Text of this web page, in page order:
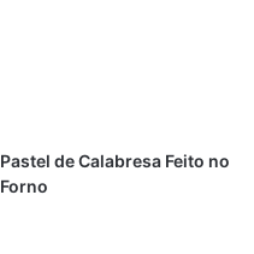
Pastel de Calabresa Feito no
Forno